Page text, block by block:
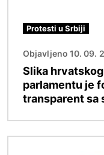
Protesti u Srbiji
Objavljeno 10. 09.
Slika
parlamentu je
transparent sa